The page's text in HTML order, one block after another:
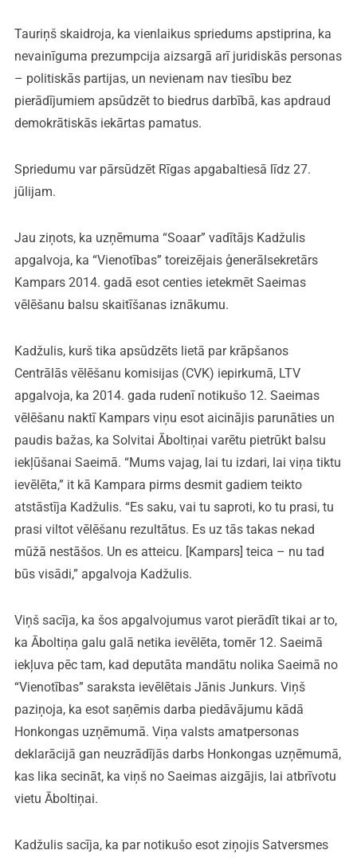
Tauriņš skaidroja, ka vienlaikus spriedums apstiprina, ka
nevainīguma prezumpcija aizsargā arī juridiskās personas
– politiskās partijas, un nevienam nav tiesību bez
pierādījumiem apsūdzēt to biedrus darbībā, kas apdraud
demokrātiskās iekārtas pamatus.
Spriedumu var pārsūdzēt Rīgas apgabaltiesā līdz 27.
jūlijam.
Jau ziņots, ka uzņēmuma “Soaar” vadītājs Kadžulis
apgalvoja, ka “Vienotības” toreizējais ģenerālsekretārs
Kampars 2014. gadā esot centies ietekmēt Saeimas
vēlēšanu balsu skaitīšanas iznākumu.
Kadžulis, kurš tika apsūdzēts lietā par krāpšanos
Centrālās vēlēšanu komisijas (CVK) iepirkumā, LTV
apgalvoja, ka 2014. gada rudenī notikušo 12. Saeimas
vēlēšanu naktī Kampars viņu esot aicinājis parunāties un
paudis bažas, ka Solvitai Āboltiņai varētu pietrūkt balsu
iekļūšanai Saeimā. “Mums vajag, lai tu izdari, lai viņa tiktu
ievēlēta,” it kā Kampara pirms desmit gadiem teikto
atstāstīja Kadžulis. “Es saku, vai tu saproti, ko tu prasi, tu
prasi viltot vēlēšanu rezultātus. Es uz tās takas nekad
mūžā nestāšos. Un es atteicu. [Kampars] teica – nu tad
būs visādi,” apgalvoja Kadžulis.
Viņš sacīja, ka šos apgalvojumus varot pierādīt tikai ar to,
ka Āboltiņa galu galā netika ievēlēta, tomēr 12. Saeimā
iekļuva pēc tam, kad deputāta mandātu nolika Saeimā no
“Vienotības” saraksta ievēlētais Jānis Junkurs. Viņš
paziņoja, ka esot saņēmis darba piedāvājumu kādā
Honkongas uzņēmumā. Viņa valsts amatpersonas
deklarācijā gan neuzrādījās darbs Honkongas uzņēmumā,
kas lika secināt, ka viņš no Saeimas aizgājis, lai atbrīvotu
vietu Āboltiņai.
Kadžulis sacīja, ka par notikušo esot ziņojis Satversmes